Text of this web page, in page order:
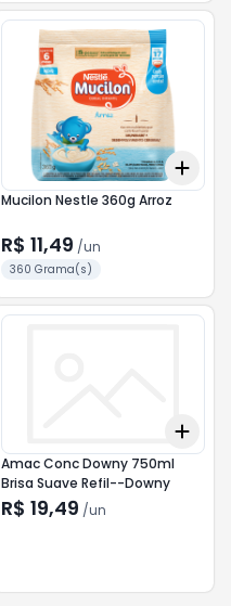
+10 Add
Mucilon Nestle 360g Arroz
R$ 11,49 /un
360 Grama(s)
+5 +10
Add
Amac Conc Downy 750ml
Brisa Suave Refil--Downy
R$ 19,49 /un